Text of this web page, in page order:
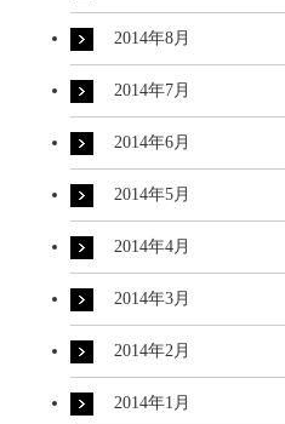
2014年8月
2014年7月
2014年6月
2014年5月
2014年4月
2014年3月
2014年2月
2014年1月